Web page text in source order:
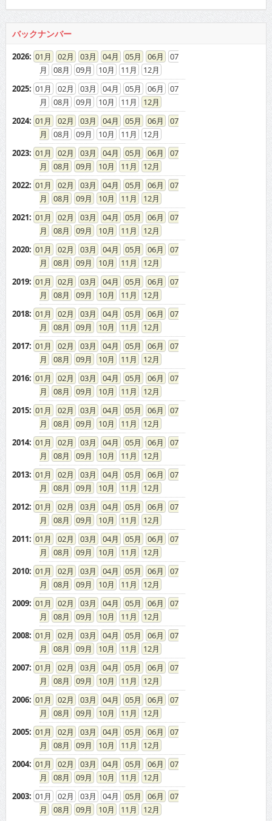
バックナンバー
2026: 01 02 03 04 05 06
07
08
09 10 11
12
2025: 01 02 03 04 05 06
07
08
09 10 11
12
2024: 01 02 03 04 05 06
07
08
09 10 11
12
2023: 01 02 03 04 05 06
07
08
09 10 11
12
2022: 01 02 03 04 05 06
07
08
09 10 11
12
2021: 01 02 03 04 05 06
07
08
09 10 11
12
2020: 01 02 03 04 05 06
07
08
09 10 11
12
2019: 01 02 03 04 05 06
07
08
09 10 11
12
2018: 01 02 03 04 05 06
07
08
09 10 11
12
2017: 01 02 03 04 05 06
07
08
09 10 11
12
2016: 01 02 03 04 05 06
07
08
09 10 11
12
2015: 01 02 03 04 05 06
07
08
09 10 11
12
2014: 01 02 03 04 05 06
07
08
09 10 11
12
2013: 01 02 03 04 05 06
07
08
09 10 11
12
2012: 01 02 03 04 05 06
07
08
09 10 11
12
2011: 01 02 03 04 05 06
07
08
09 10 11
12
2010: 01 02 03 04 05 06
07
08
09 10 11
12
2009: 01 02 03 04 05 06
07
08
09 10 11
12
2008: 01 02 03 04 05 06
07
08
09 10 11
12
2007: 01 02 03 04 05 06
07
08
09 10 11
12
2006: 01 02 03 04 05 06
07
08
09 10 11
12
2005: 01 02 03 04 05 06
07
08
09 10 11
12
2004: 01 02 03 04 05 06
07
08
09 10 11
12
2003: 01 02 03 04 05 06
07
08
09 10 11 12